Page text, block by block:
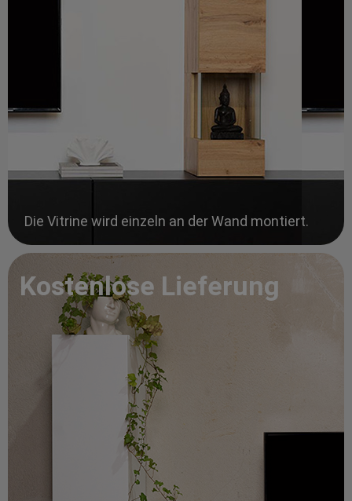
Die Vitrine wird einzeln an der Wand montiert.
Kostenlose Lieferung